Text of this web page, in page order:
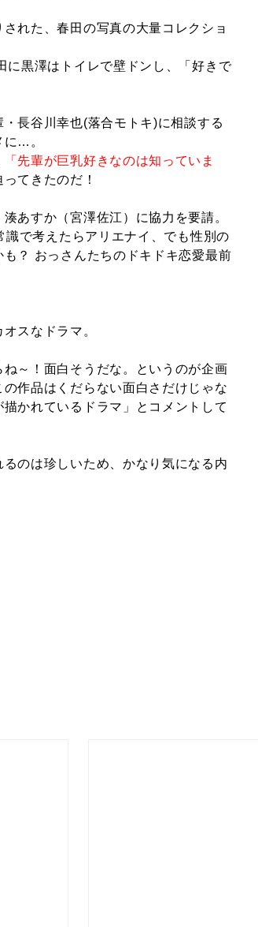
れた、春田の写真の大量コレクショ
に黒澤はトイレで壁ドンし、「好きで
長谷川幸也(落合モトキ)に相談する
に…。
「先輩が巨乳好きなのは知っていま
ってきたのだ！
あすか（宮澤佐江）に協力を要請。
で考えたらアリエナイ、でも性別の
？ おっさんたちのドキドキ恋愛最前
スなドラマ。
～！面白そうだな。というのが企画
作品はくだらない面白さだけじゃな
かれているドラマ」とコメントして
のは珍しいため、かなり気になる内